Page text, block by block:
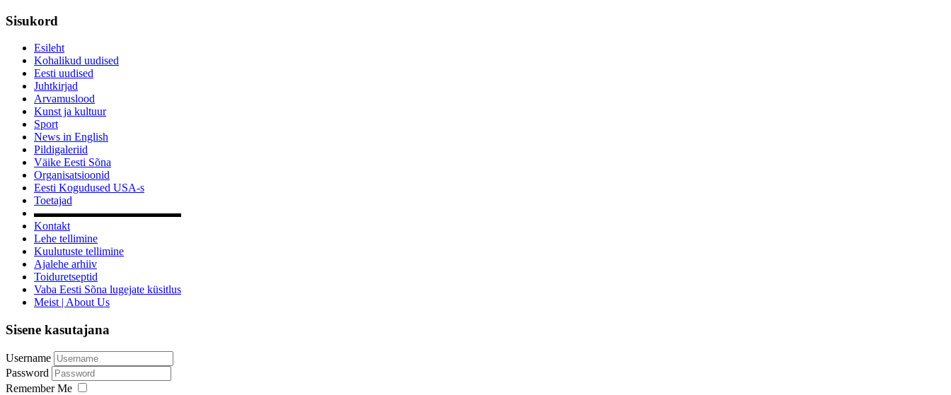
Sisukord
Esileht
Kohalikud uudised
Eesti uudised
Juhtkirjad
Arvamuslood
Kunst ja kultuur
Sport
News in English
Pildigaleriid
Väike Eesti Sõna
Organisatsioonid
Eesti Kogudused USA-s
Toetajad
▬▬▬▬▬▬▬▬▬▬▬▬▬
Kontakt
Lehe tellimine
Kuulutuste tellimine
Ajalehe arhiiv
Toiduretseptid
Vaba Eesti Sõna lugejate küsitlus
Meist | About Us
Sisene kasutajana
Username
Password
Remember Me